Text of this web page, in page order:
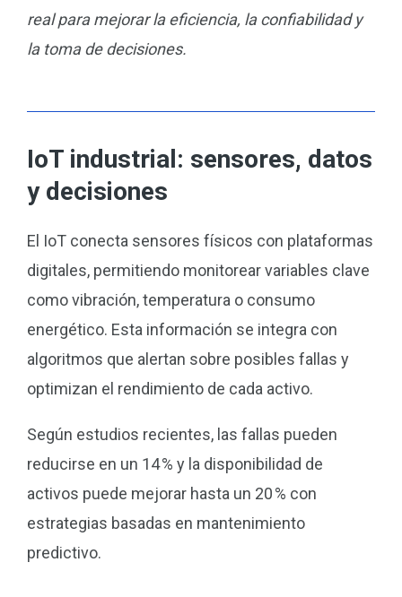
real para mejorar la eficiencia, la confiabilidad y
la toma de decisiones.
IoT industrial: sensores, datos
y decisiones
El IoT conecta sensores físicos con plataformas
digitales, permitiendo monitorear variables clave
como vibración, temperatura o consumo
energético. Esta información se integra con
algoritmos que alertan sobre posibles fallas y
optimizan el rendimiento de cada activo.
Según estudios recientes, las fallas pueden
reducirse en un 14 % y la disponibilidad de
activos puede mejorar hasta un 20 % con
estrategias basadas en mantenimiento
predictivo.